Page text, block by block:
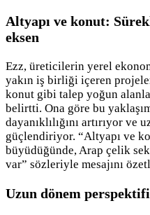
Altyapı ve konut:
eksen
Ezz, üreticilerin yerel
yakın iş birliği içeren
konut gibi talep yoğun
belirtti. Ona göre bu
dayanıklılığını artırıyor
güçlendiriyor. “Altyapı ve
büyüdüğünde, Arap çelik
var” sözleriyle mesajını
Uzun dönem